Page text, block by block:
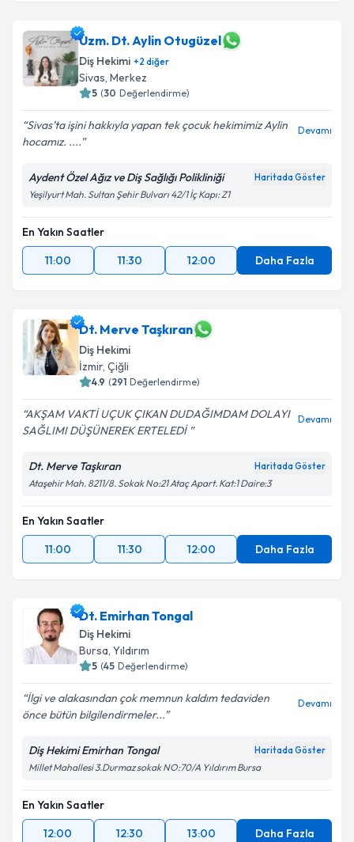
Uzm. Dt. Aylin Otugüzel
Diş Hekimi +2 diğer
Sivas, Merkez
5 (30 Değerlendirme)
Sivas’ta işini hakkıyla yapan tek çocuk hekimimiz Aylin
hocamız. ....
Devamı
Aydent Özel Ağız ve Diş Sağlığı Polikliniği Haritada Göster
Yeşilyurt Mah. Sultan Şehir Bulvarı 42/1 İç Kapı: Z1
En Yakın Saatler
11:00
11:30 12:00 Daha Fazla
Dt. Merve Taşkıran
Diş Hekimi
İzmir, Çiğli
4.9 (291 Değerlendirme)
AKŞAM VAKTİ UÇUK ÇIKAN DUDAĞIMDAM DOLAYI
SAĞLIMI DÜŞÜNEREK ERTELEDİ
Devamı
Dt. Merve Taşkıran Haritada Göster
Ataşehir Mah. 8211/8. Sokak No:21 Ataç Apart. Kat:1 Daire:3
En Yakın Saatler
11:00
11:30 12:00 Daha Fazla
Dt. Emirhan Tongal
Diş Hekimi
Bursa, Yıldırım
5 (45 Değerlendirme)
İlgi ve alakasından çok memnun kaldım tedaviden
önce bütün bilgilendirmeler...
Devamı
Diş Hekimi Emirhan Tongal Haritada Göster
Millet Mahallesi 3.Durmaz sokak NO:70/A Yıldırım Bursa
En Yakın Saatler
12:00
12:30 13:00 Daha Fazla